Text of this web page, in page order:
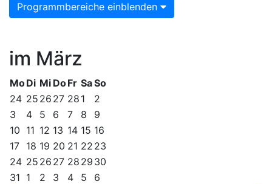
Programmbereiche einblenden
im März
MoDi Mi DoFr SaSo
24 25 26 27 28 1
2
3
4 5 6 7 8
9
10 11 12 13 14 15 16
17 18 19 20 21 22 23
24 25 26 27 28 29 30
31 1 2 3 4 5
6